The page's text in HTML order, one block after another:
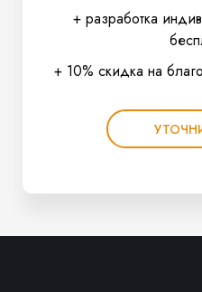
+ разработка
+ 10% скидка на